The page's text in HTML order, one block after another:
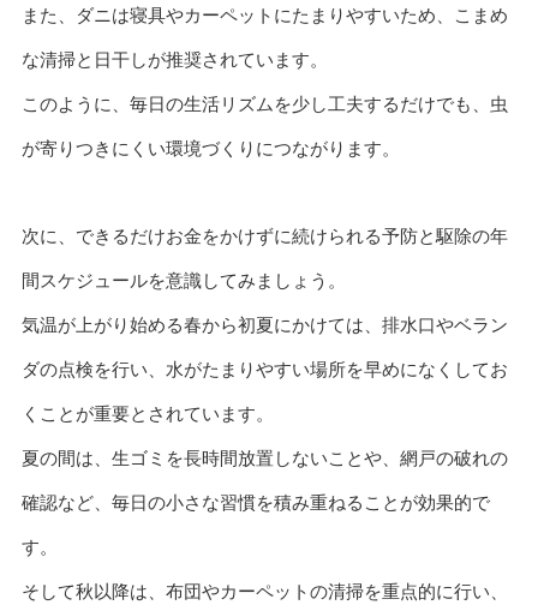
また、ダニは寝具やカーペットにたまりやすいため、こまめ
な清掃と日干しが推奨されています。
このように、毎日の生活リズムを少し工夫するだけでも、虫
が寄りつきにくい環境づくりにつながります。
次に、できるだけお金をかけずに続けられる予防と駆除の年
間スケジュールを意識してみましょう。
気温が上がり始める春から初夏にかけては、排水口やベラン
ダの点検を行い、水がたまりやすい場所を早めになくしてお
くことが重要とされています。
夏の間は、生ゴミを長時間放置しないことや、網戸の破れの
確認など、毎日の小さな習慣を積み重ねることが効果的で
す。
そして秋以降は、布団やカーペットの清掃を重点的に行い、